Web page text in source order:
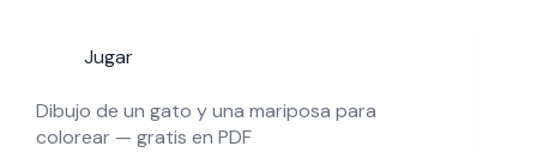
Jugar
Dibujo de un gato y una mariposa para
colorear — gratis en PDF